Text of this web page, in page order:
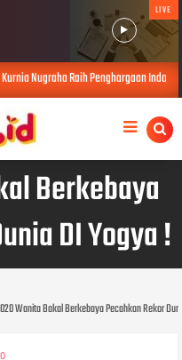
LIVE
Kurnia Nugraha Raih Penghargaan
Berkebaya
DI Yogya !
Wanita Bakal Berkebaya Pecahkan Rekor
0